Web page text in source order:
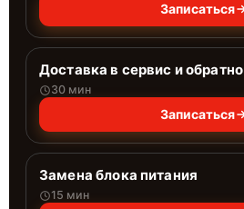
Записаться
Доставка в сервис и обратно
30 мин
Записаться
Замена блока питания
15 мин